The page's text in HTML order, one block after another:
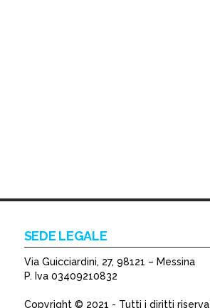
SEDE LEGALE
Via Guicciardini, 27, 98121 – Messina
P. Iva 03409210832
Copyright © 2021 - Tutti i diritti